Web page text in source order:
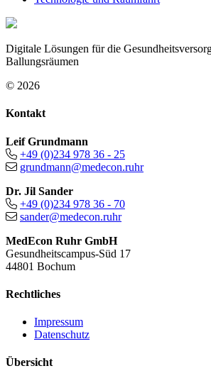
Digitale Lösungen für die
Ballungsräumen
© 2026
Kontakt
Leif Grundmann
+49 (0)234 978 36 - 25
grundmann@medecon.ruhr
Dr. Jil Sander
+49 (0)234 978 36 - 70
sander@medecon.ruhr
MedEcon Ruhr GmbH
Gesundheitscampus-Süd 17
44801 Bochum
Rechtliches
Impressum
Datenschutz
Übersicht